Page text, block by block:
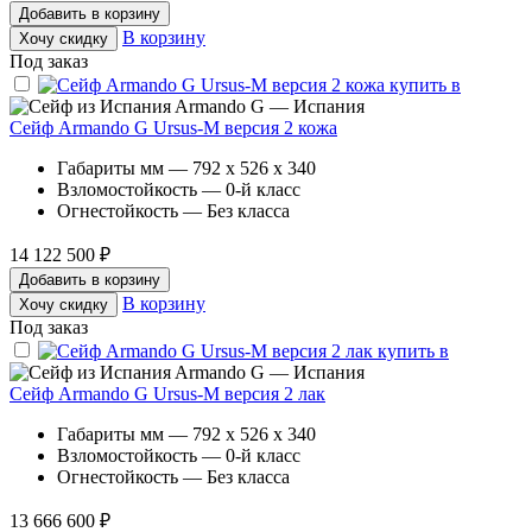
Добавить в корзину
Хочу скидку
В корзину
Под заказ
Armando G — Испания
Сейф Armando G Ursus-M версия 2 кожа
Габариты мм — 792 x 526 x 340
Взломостойкость — 0-й класс
Огнестойкость — Без класса
14 122 500 ₽
Добавить в корзину
Хочу скидку
В корзину
Под заказ
Armando G — Испания
Сейф Armando G Ursus-M версия 2 лак
Габариты мм — 792 x 526 x 340
Взломостойкость — 0-й класс
Огнестойкость — Без класса
13 666 600 ₽